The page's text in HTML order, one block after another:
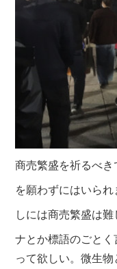
商売繁盛を祈るべ
を願わずにはいら
しには商売繁盛は
ナとか標語のごと
って欲しい。微生